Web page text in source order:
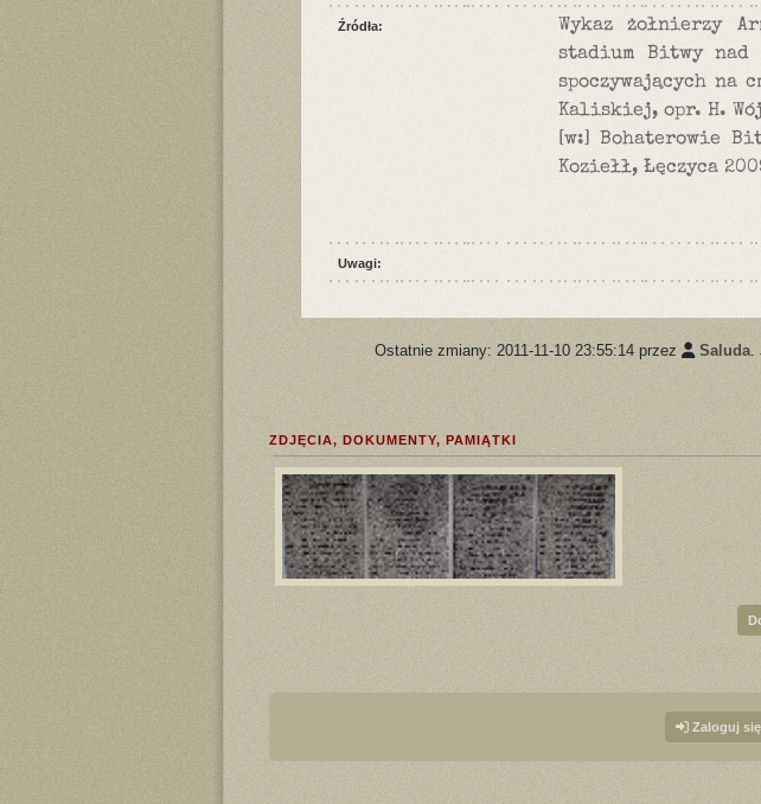
Źródła:
Wykaz żołnierzy
stadium Bitwy nad
spoczywających na
Kaliskiej, opr. H.
[w:] Bohaterowie
Koziełł, Łęczyca
Uwagi:
Ostatnie zmiany: 2011-11-10 23:55:14 przez Saluda
ZDJĘCIA, DOKUMENTY, PAMIĄTKI
Zaloguj się